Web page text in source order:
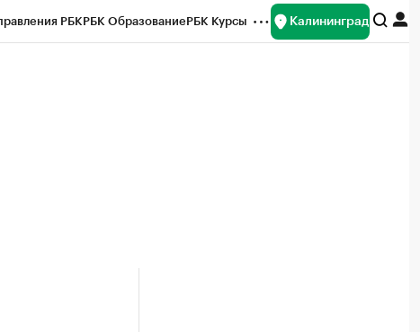
РБКРБК ОбразованиеРБК Курсы Калининград